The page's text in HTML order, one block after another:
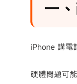
一
iPhone 講電
硬體問題可